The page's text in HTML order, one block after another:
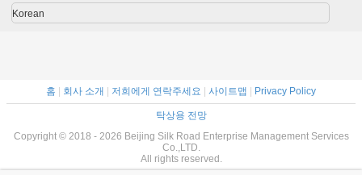
Korean
홈 | 회사 소개 | 저희에게 연락주세요 | 사이트맵 | Privacy Policy
탁상용 전망
Copyright © 2018 - 2026 Beijing Silk Road Enterprise Management Services
Co.,LTD.
All rights reserved.